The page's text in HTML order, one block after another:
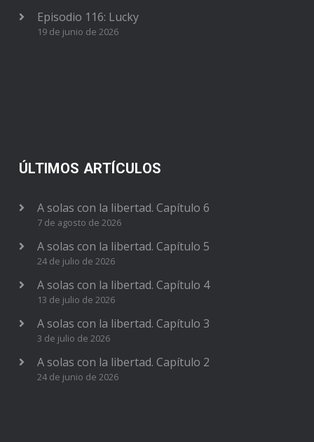
Episodio 116: Lucky
19 de junio de 2026
ÚLTIMOS ARTÍCULOS
A solas con la libertad. Capítulo 6
7 de agosto de 2026
A solas con la libertad. Capítulo 5
24 de julio de 2026
A solas con la libertad. Capítulo 4
13 de julio de 2026
A solas con la libertad. Capítulo 3
3 de julio de 2026
A solas con la libertad. Capítulo 2
24 de junio de 2026